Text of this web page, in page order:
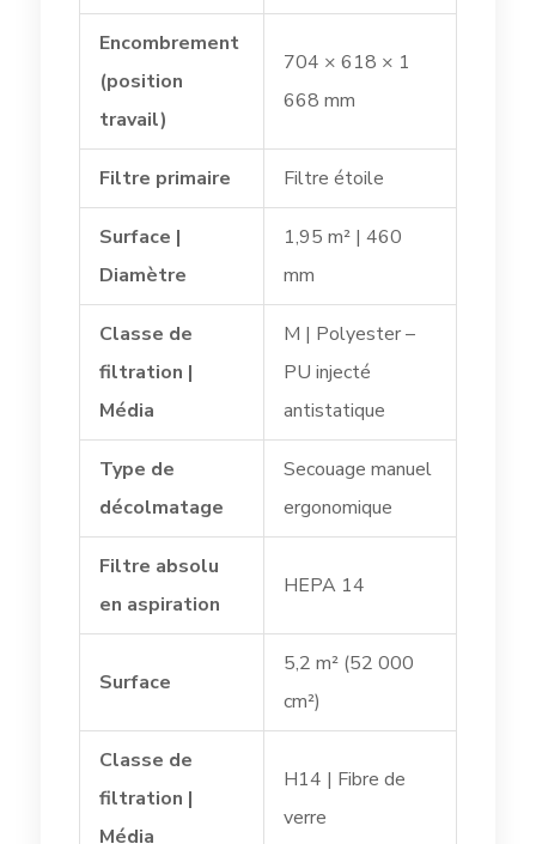
Encombrement
(position
travail)
704 × 618 × 1
668 mm
Filtre primaire Filtre étoile
Surface |
Diamètre
1,95 m² | 460
mm
Classe de
filtration |
Média
M | Polyester –
PU injecté
antistatique
Type de
décolmatage
Secouage manuel
ergonomique
Filtre absolu
en aspiration
HEPA 14
Surface
5,2 m² (52 000
cm²)
Classe de
filtration |
Média
H14 | Fibre de
verre